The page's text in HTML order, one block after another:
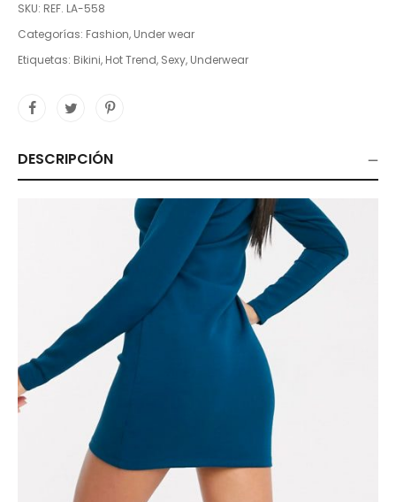
SKU: REF. LA-558
Categorías: Fashion, Under wear
Etiquetas: Bikini, Hot Trend, Sexy, Underwear
DESCRIPCIÓN